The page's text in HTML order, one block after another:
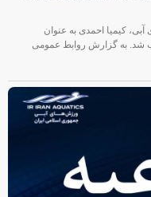
کیمیا احمدی به عنوان
شد. به گزارش روابط عمومی